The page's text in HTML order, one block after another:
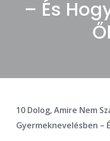
– És
10 Dolog, Amire Nem
Gyermeknevelésben –